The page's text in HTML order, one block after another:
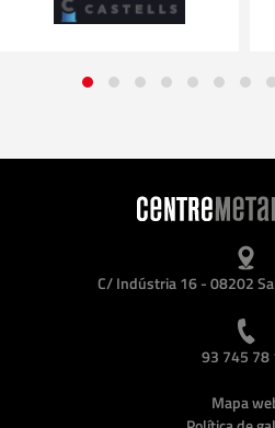
C/ Indústria 16 - 08202
93 745 78
Mapa